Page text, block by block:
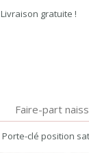
Livraison gratuite !
Faire-part
Porte-clé position